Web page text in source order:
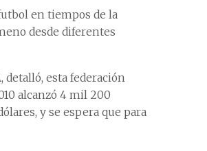
en tiempos de la
desde diferentes
detalló, esta federación
alcanzó 4 mil 200
y se espera que para